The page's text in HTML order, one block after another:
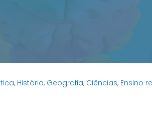
História, Geografia, Ciências, Ensino